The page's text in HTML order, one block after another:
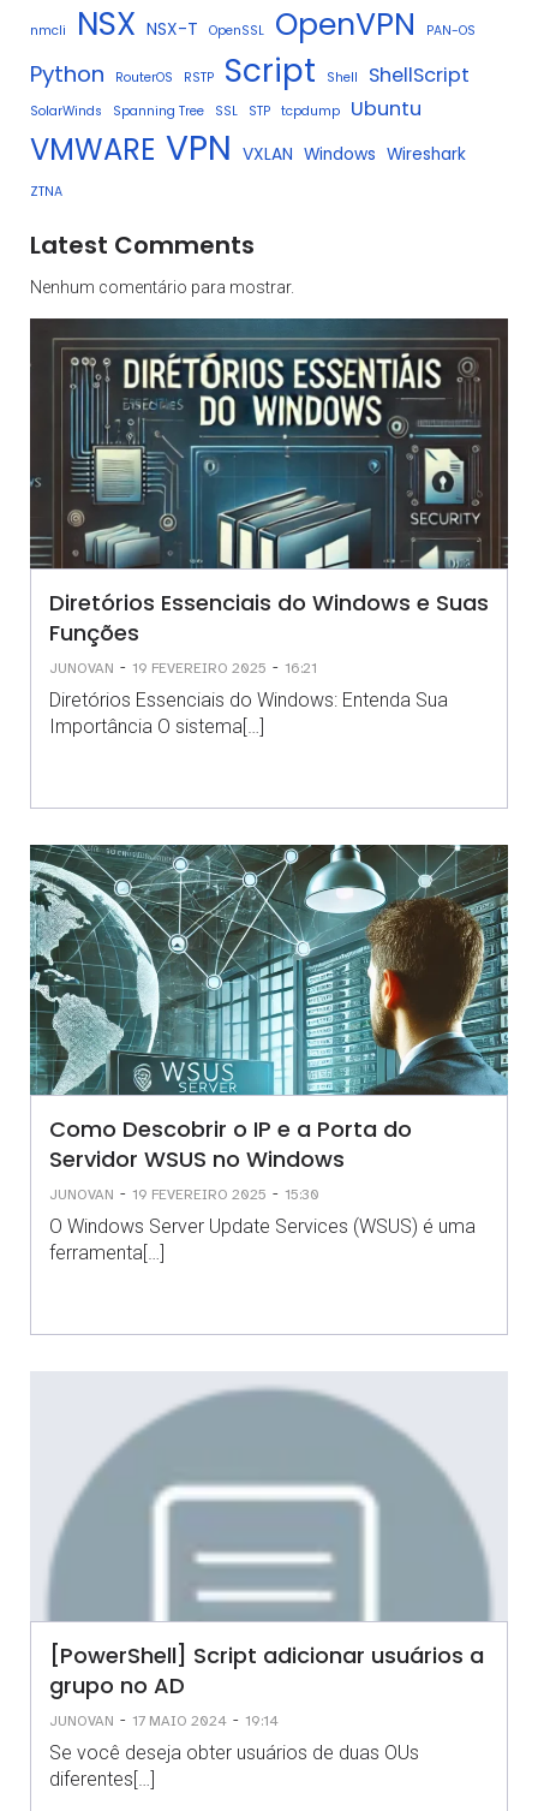
nmcli NSX NSX-T OpenSSL OpenVPN PAN-OS
Python RouterOS RSTP Script Shell ShellScript
SolarWinds Spanning Tree SSL STP tcpdump Ubuntu
VMWARE VPN VXLAN Windows Wireshark
ZTNA
Latest Comments
Nenhum comentário para mostrar.
Diretórios Essenciais do Windows e Suas
Funções
JUNOVAN - 19 FEVEREIRO 2025 - 16:21
Diretórios Essenciais do Windows: Entenda Sua
Importância O sistema[…]
Como Descobrir o IP e a Porta do
Servidor WSUS no Windows
JUNOVAN - 19 FEVEREIRO 2025 - 15:30
O Windows Server Update Services (WSUS) é uma
ferramenta[…]
[PowerShell] Script adicionar usuários a
grupo no AD
JUNOVAN - 17 MAIO 2024 - 19:14
Se você deseja obter usuários de duas OUs
diferentes[…]